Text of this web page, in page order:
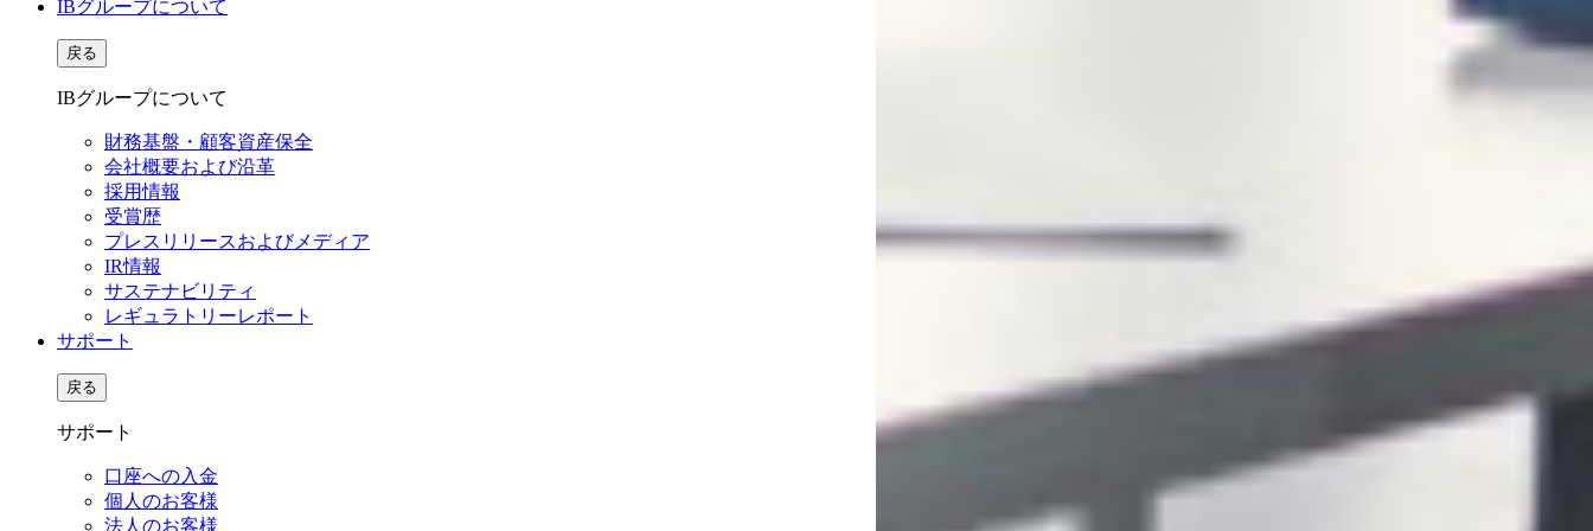
IBグループについて
戻る
IBグループについて
財務基盤・顧客資産保全
会社概要および沿革
採用情報
受賞歴
プレスリリースおよびメディア
IR情報
サステナビリティ
レギュラトリーレポート
サポート
戻る
サポート
口座への入金
個人のお客様
法人のお客様